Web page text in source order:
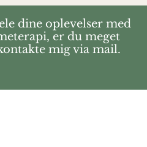
dine oplevelser med
er du meget
mig via mail.